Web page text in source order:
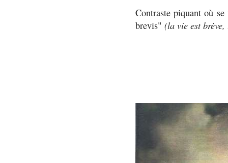
Contraste piquant où
brevis" (la vie est